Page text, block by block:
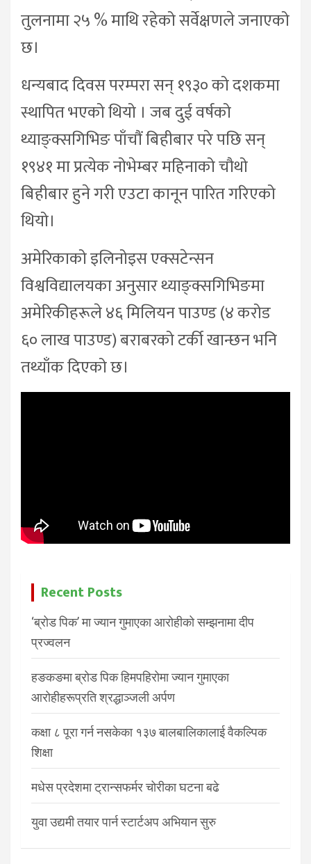
तुलनामा २५ % माथि रहेको सर्वेक्षणले जनाएको
छ।
धन्यबाद दिवस परम्परा सन् १९३० को दशकमा
स्थापित भएको थियो । जब दुई वर्षको
थ्याङ्क्सगिभिङ पाँचौं बिहीबार परे पछि सन्
१९४१ मा प्रत्येक नोभेम्बर महिनाको चौथो
बिहीबार हुने गरी एउटा कानून पारित गरिएको
थियो।
अमेरिकाको इलिनोइस एक्सटेन्सन
विश्वविद्यालयका अनुसार थ्याङ्क्सगिभिङमा
अमेरिकीहरूले ४६ मिलियन पाउण्ड (४ करोड
६० लाख पाउण्ड) बराबरको टर्की खान्छन भनि
तथ्याँक दिएको छ।
Recent Posts
‘ब्रोड पिक’ मा ज्यान गुमाएका आरोहीको सम्झनामा दीप
प्रज्वलन
हङकङमा ब्रोड पिक हिमपहिरोमा ज्यान गुमाएका
आरोहीहरूप्रति श्रद्धाञ्जली अर्पण
कक्षा ८ पूरा गर्न नसकेका १३७ बालबालिकालाई वैकल्पिक
शिक्षा
मधेस प्रदेशमा ट्रान्सफर्मर चोरीका घटना बढे
युवा उद्यमी तयार पार्न स्टार्टअप अभियान सुरु